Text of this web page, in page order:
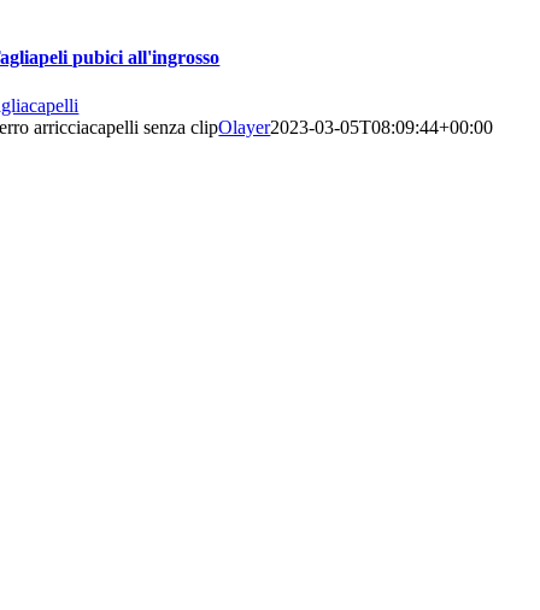
pubici all'ingrosso
arricciacapelli senza clipOlayer2023-03-05T08:09:44+00:00